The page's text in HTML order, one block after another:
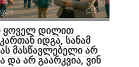
0
ყოველ დილით
იდგა, სანამ
მასწავლებელი არ
და არ გაარკვია, ვინ